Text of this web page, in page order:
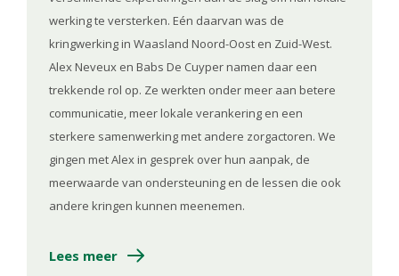
werking te versterken. Eén daarvan was de
kringwerking in Waasland Noord-Oost en Zuid-West.
Alex Neveux en Babs De Cuyper namen daar een
trekkende rol op. Ze werkten onder meer aan betere
communicatie, meer lokale verankering en een
sterkere samenwerking met andere zorgactoren. We
gingen met Alex in gesprek over hun aanpak, de
meerwaarde van ondersteuning en de lessen die ook
andere kringen kunnen meenemen.
Lees meer